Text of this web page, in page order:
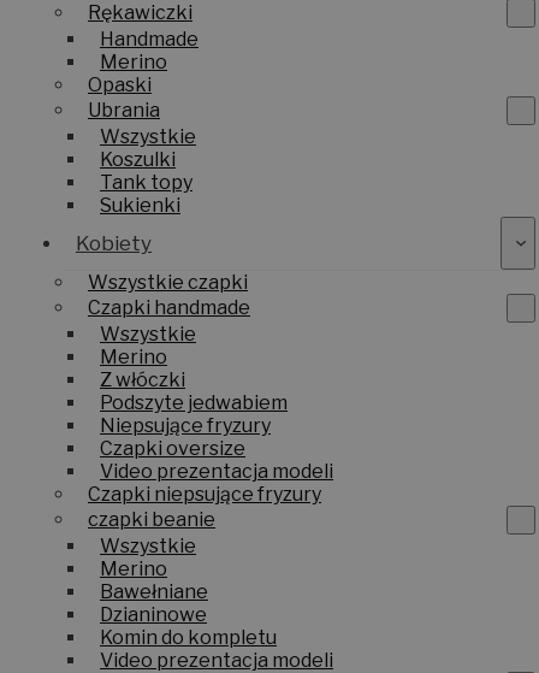
Rękawiczki
Handmade
Merino
Opaski
Ubrania
Wszystkie
Koszulki
Tank topy
Sukienki
Kobiety
Wszystkie czapki
Czapki handmade
Wszystkie
Merino
Z włóczki
Podszyte jedwabiem
Niepsujące fryzury
Czapki oversize
Video prezentacja modeli
Czapki niepsujące fryzury
czapki beanie
Wszystkie
Merino
Bawełniane
Dzianinowe
Komin do kompletu
Video prezentacja modeli